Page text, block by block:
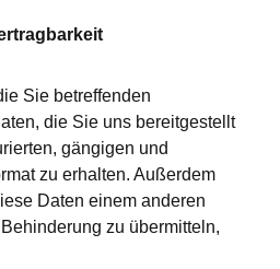
Sie betreffenden
die Sie uns bereitgestellt
gängigen und
zu erhalten. Außerdem
Daten einem anderen
zu übermitteln,